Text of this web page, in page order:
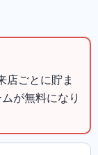
店ごとに貯ま
が無料になり